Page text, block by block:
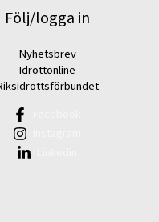
Följ/logga in
Nyhetsbrev
Idrottonline